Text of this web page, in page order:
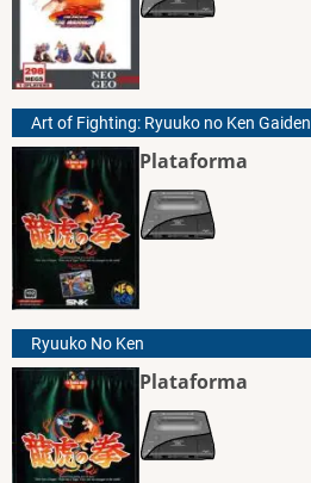
Art of Fighting: Ryuuko no Ken Gaiden
Plataforma
Ryuuko No Ken
Plataforma